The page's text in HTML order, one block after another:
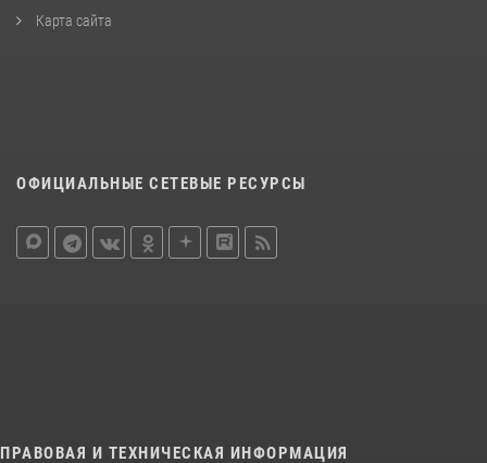
Карта сайта
ОФИЦИАЛЬНЫЕ СЕТЕВЫЕ РЕСУРСЫ
ПРАВОВАЯ И ТЕХНИЧЕСКАЯ ИНФОРМАЦИЯ